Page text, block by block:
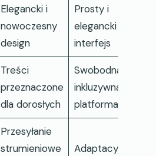
Elegancki i
nowoczesny
design
Prosty i
elegancki
interfejs
Treści
przeznaczone
dla dorosłych
Swobodna i
inkluzywna
platforma
Przesyłanie
strumieniowe
Adaptacyjne